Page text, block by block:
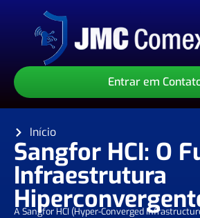
Entrar em
Início
Sangfor HCI: O
Infraestrutura
A Sangfor HCI (Hyper-Converged